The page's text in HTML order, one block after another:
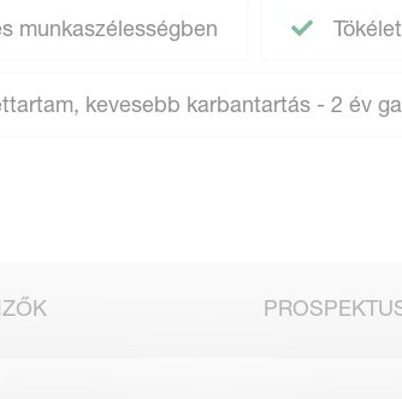
munkaszélességben
kevesebb karbantartás - 2 év